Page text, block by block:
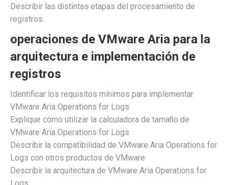
Describir las distintas etapas del procesamiento de
registros.
operaciones de VMware Aria para la
arquitectura e implementación de
registros
Identificar los requisitos mínimos para implementar
VMware Aria Operations for Logs
Explique cómo utilizar la calculadora de tamaño de
VMware Aria Operations for Logs
Describir la compatibilidad de VMware Aria Operations for
Logs con otros productos de VMware
Describir la arquitectura de VMware Aria Operations for